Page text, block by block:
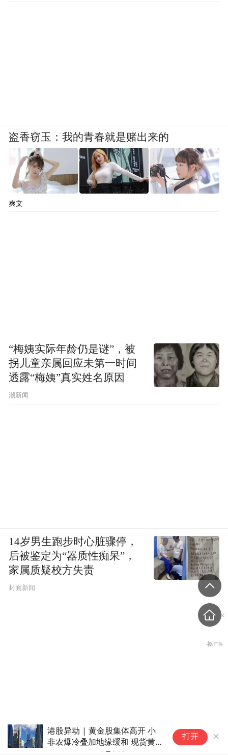
开 小
货黄
美联储鹰风阵阵！卡什卡利呼吁
启动渐进加息 以避免通胀根深
蒂固
打开
盗香窃玉：我的青春就是赌出来的
爽文
“梅姨实际年龄仍是谜”，被
拐儿童亲属回应未第一时间
透露“梅姨”真实姓名原因
潮新闻
14岁男生跑步时心脏骤停，
后被鉴定为“器质性痴呆”，
家属质疑校方失责
封面新闻
“婚外胚胎案”原配朱女士回
应胚胎销毁：从头到尾被蒙